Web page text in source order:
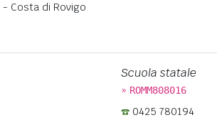
- Costa di Rovigo
Scuola statale
» ROMM808016
0425 780194